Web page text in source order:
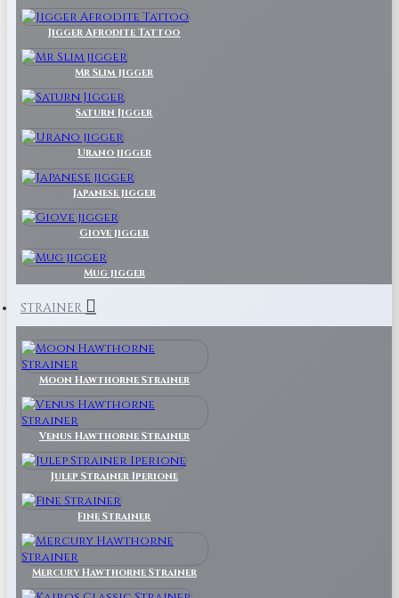
Jigger Afrodite Tattoo
Mr Slim jigger
Saturn Jigger
Urano jigger
Japanese jigger
Giove jigger
Mug jigger
STRAINER
Moon Hawthorne Strainer
Venus Hawthorne Strainer
Julep Strainer Iperione
Fine Strainer
Mercury Hawthorne Strainer